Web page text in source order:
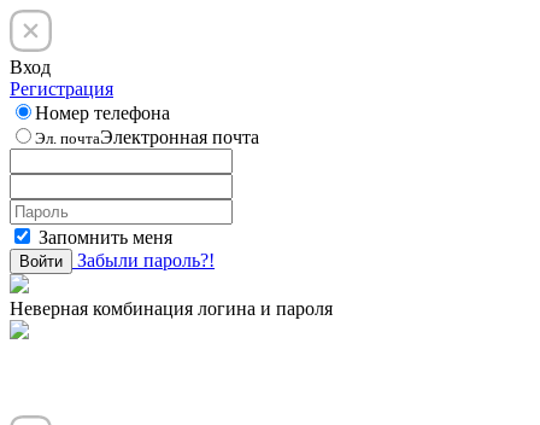
Вход
Регистрация
Номер телефона
Эл. почтаЭлектронная почта
Запомнить меня
Войти Забыли пароль?!
Неверная комбинация логина и пароля